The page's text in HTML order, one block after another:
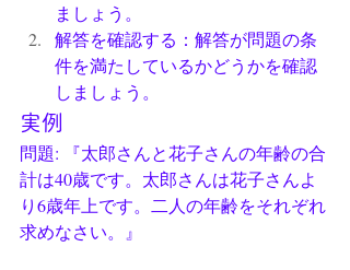
ましょう。
解答を確認する：解答が問題の条
件を満たしているかどうかを確認
しましょう。
実例
問題: 『太郎さんと花子さんの年齢の合
計は40歳です。太郎さんは花子さんよ
り6歳年上です。二人の年齢をそれぞれ
求めなさい。』